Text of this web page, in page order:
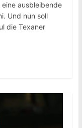
ausbleibende
Und nun soll
die Texaner